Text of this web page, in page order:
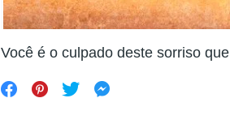
Você é o culpado deste sorriso